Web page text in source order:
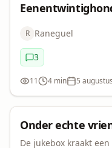
R Raneguel
Commentaren:
3
Bekeken:
11Leestijd:
4 minDatum:
5
Onder echte
De jukebox kraakt